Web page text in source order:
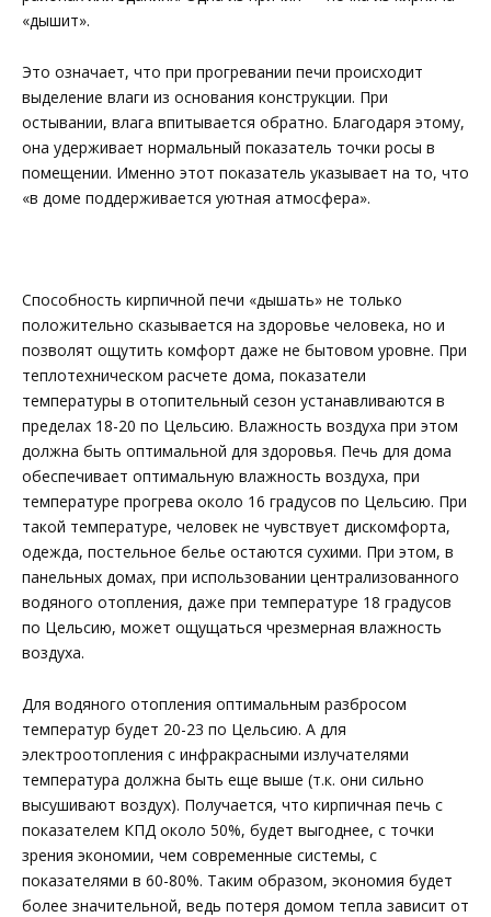
«дышит».
Это означает, что при прогревании печи происходит
выделение влаги из основания конструкции. При
остывании, влага впитывается обратно. Благодаря этому,
она удерживает нормальный показатель точки росы в
помещении. Именно этот показатель указывает на то, что
«в доме поддерживается уютная атмосфера».
Способность кирпичной печи «дышать» не только
положительно сказывается на здоровье человека, но и
позволят ощутить комфорт даже не бытовом уровне. При
теплотехническом расчете дома, показатели
температуры в отопительный сезон устанавливаются в
пределах 18-20 по Цельсию. Влажность воздуха при этом
должна быть оптимальной для здоровья. Печь для дома
обеспечивает оптимальную влажность воздуха, при
температуре прогрева около 16 градусов по Цельсию. При
такой температуре, человек не чувствует дискомфорта,
одежда, постельное белье остаются сухими. При этом, в
панельных домах, при использовании централизованного
водяного отопления, даже при температуре 18 градусов
по Цельсию, может ощущаться чрезмерная влажность
воздуха.
Для водяного отопления оптимальным разбросом
температур будет 20-23 по Цельсию. А для
электроотопления с инфракрасными излучателями
температура должна быть еще выше (т.к. они сильно
высушивают воздух). Получается, что кирпичная печь с
показателем КПД около 50%, будет выгоднее, с точки
зрения экономии, чем современные системы, с
показателями в 60-80%. Таким образом, экономия будет
более значительной, ведь потеря домом тепла зависит от